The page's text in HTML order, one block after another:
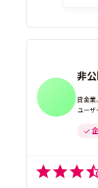
非
貸金業
ユーザ